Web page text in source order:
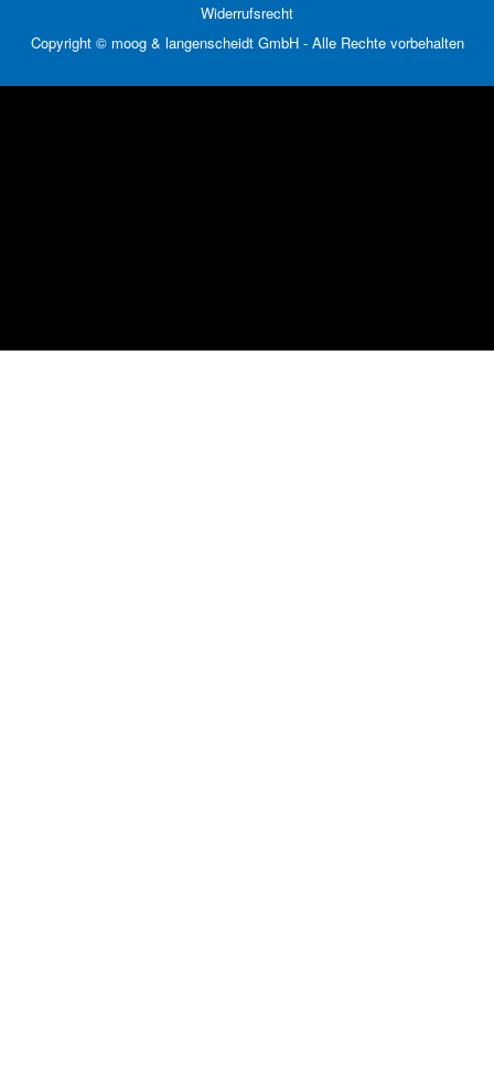
Widerrufsrecht
Copyright © moog & langenscheidt GmbH - Alle Rechte vorbehalten